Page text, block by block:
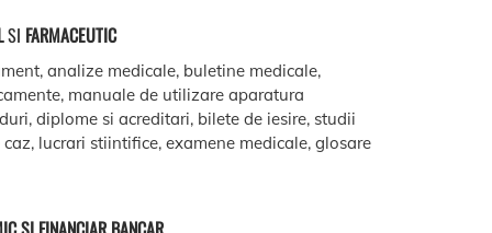
SI FARMACEUTIC
analize medicale, buletine medicale,
manuale de utilizare aparatura
diplome si acreditari, bilete de iesire, studii
lucrari stiintifice, examene medicale, glosare